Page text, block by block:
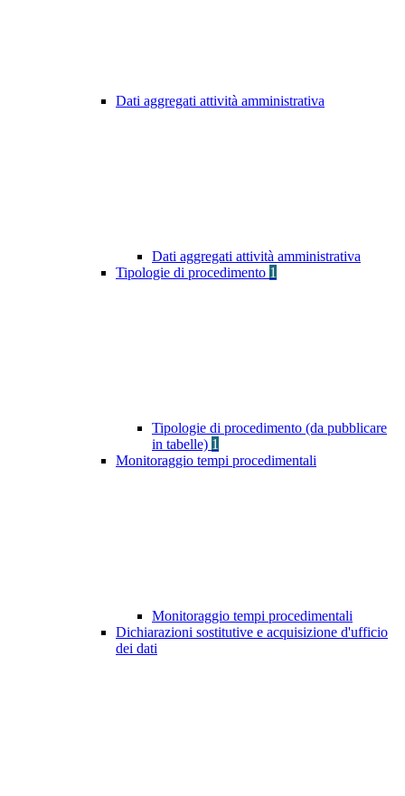
Dati aggregati attività amministrativa
Dati aggregati attività amministrativa
Tipologie di procedimento 1
Tipologie di procedimento (da pubblicare
in tabelle) 1
Monitoraggio tempi procedimentali
Monitoraggio tempi procedimentali
Dichiarazioni sostitutive e acquisizione d'ufficio
dei dati